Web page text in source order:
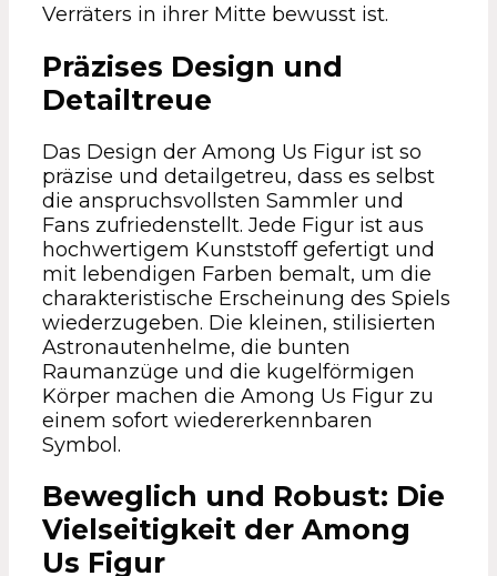
Verräters in ihrer Mitte bewusst ist.
Präzises Design und
Detailtreue
Das Design der Among Us Figur ist so
präzise und detailgetreu, dass es selbst
die anspruchsvollsten Sammler und
Fans zufriedenstellt. Jede Figur ist aus
hochwertigem Kunststoff gefertigt und
mit lebendigen Farben bemalt, um die
charakteristische Erscheinung des Spiels
wiederzugeben. Die kleinen, stilisierten
Astronautenhelme, die bunten
Raumanzüge und die kugelförmigen
Körper machen die Among Us Figur zu
einem sofort wiedererkennbaren
Symbol.
Beweglich und Robust: Die
Vielseitigkeit der Among
Us Figur